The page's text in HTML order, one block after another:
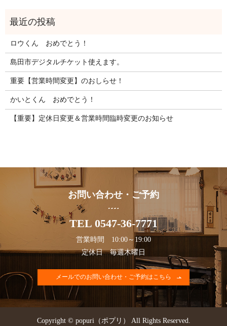
ロウくん おめでとう！
島田市デジタルチケット使えます。
重要【営業時間変更】のおしらせ！
かいとくん おめでとう！
【重要】定休日変更＆営業時間臨時変更のお知らせ
お問い合わせ・ご予約
TEL 0547-36-7771
営業時間 10:00～19:00
定休日 毎週木曜日
メールでのお問い合わせ・ご予約はこちら
Copyright © popuri（ポプリ） All Rights Reserved.